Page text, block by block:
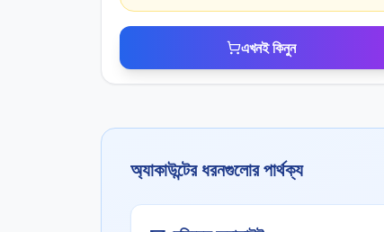
এখনই কিনুন
অ্যাকাউন্টের ধরনগুলোর পার্থক্য